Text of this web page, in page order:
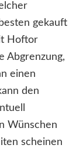
gekauft
Hoftor
Abgrenzung,
einen
den
Wünschen
scheinen